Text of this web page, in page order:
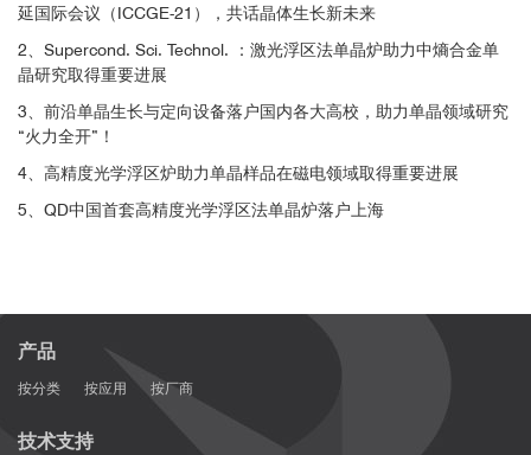
延国际会议（ICCGE-21），共话晶体生长新未来
2、Supercond. Sci. Technol. ：激光浮区法单晶炉助力中熵合金单
晶研究取得重要进展
3、前沿单晶生长与定向设备落户国内各大高校，助力单晶领域研究
“火力全开”！
4、高精度光学浮区炉助力单晶样品在磁电领域取得重要进展
5、QD中国首套高精度光学浮区法单晶炉落户上海
产品
按分类 按应用 按厂商
技术支持